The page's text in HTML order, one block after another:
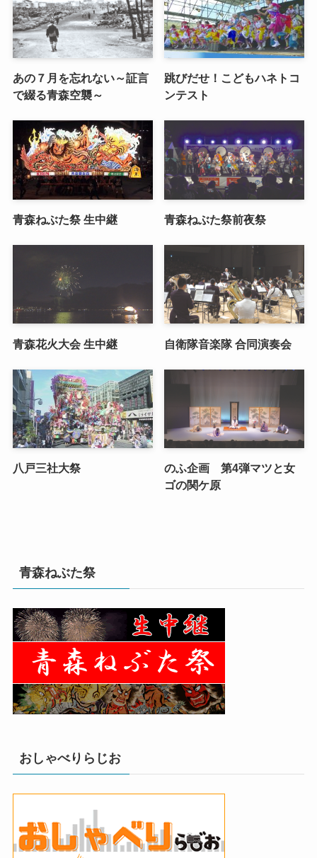
あの７月を忘れない～証言
で綴る青森空襲～
跳びだせ！こどもハネトコ
ンテスト
青森ねぶた祭 生中継 青森ねぶた祭前夜祭
青森花火大会 生中継 自衛隊音楽隊 合同演奏会
八戸三社大祭
のふ企画 第4弾マツと女
ゴの関ケ原
青森ねぶた祭
おしゃべりらじお